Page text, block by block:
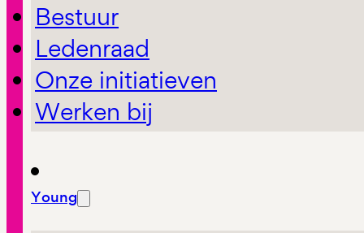
Bestuur
Ledenraad
Onze initiatieven
Werken bij
Young